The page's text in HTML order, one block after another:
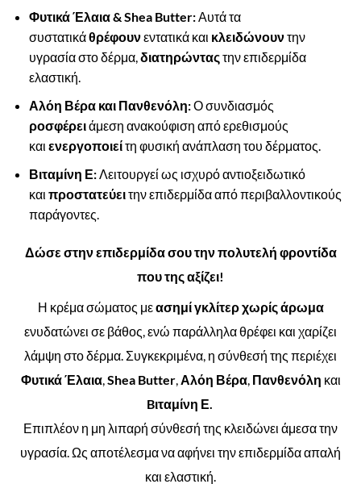
Φυτικά Έλαια & Shea Butter:Αυτά τα
συστατικάθρέφουνεντατικά και κλειδώνουντην
υγρασία στο δέρμα,διατηρώνταςτην επιδερμίδα
ελαστική.
Αλόη Βέρα και Πανθενόλη:Ο συνδιασμός
ροσφέρειάμεση ανακούφιση από ερεθισμούς
και ενεργοποιείτη φυσική ανάπλαση του δέρματος.
Βιταμίνη Ε:Λειτουργεί ως ισχυρό αντιοξειδωτικό
και προστατεύειτην επιδερμίδα από περιβαλλοντικούς
παράγοντες.
Δώσε στην επιδερμίδα σου την πολυτελή φροντίδα
που της αξίζει!
Η κρέμα σώματος μεασημί γκλίτερχωρίςάρωμα
ενυδατώνει σε βάθος, ενώ παράλληλα θρέφει και χαρίζει
λάμψη στο δέρμα. Συγκεκριμένα, η σύνθεσή της περιέχει
Φυτικά Έλαια,Shea Butter,Αλόη Βέρα, Πανθενόλη και
Bιταμίνη Ε.
Επιπλέον η μη λιπαρή σύνθεσή της κλειδώνει άμεσα την
υγρασία. Ως αποτέλεσμα να αφήνει την επιδερμίδα απαλή
και ελαστική.